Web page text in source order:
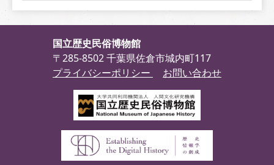
国立歴史民俗博物館
〒285-8502 千葉県佐倉市城内町117
プライバシーポリシー
お問い合わせ